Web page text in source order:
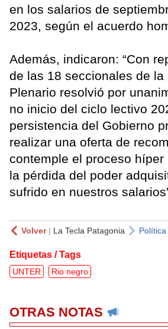
en los salarios de
2023, según el acuerdo
Además, indicaron: “Con
de las 18 seccionales de la
Plenario resolvió por
no inicio del ciclo lectivo
persistencia del Gobierno
realizar una oferta de
contemple el proceso
la pérdida del poder
sufrido en nuestros
Volver| La Tecla Patagonia
Etiquetas / Tags
UNTER Rio negro
OTRAS NOTAS